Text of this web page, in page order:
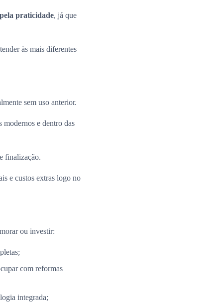
praticidade, já que
às mais diferentes
sem uso anterior.
modernos e dentro das
finalização.
e custos extras logo no
ou investir:
com reformas
integrada;